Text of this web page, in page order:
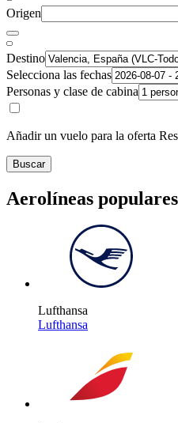
Origen
Destino
Selecciona las fechas
Personas y clase de cabina
Añadir un vuelo para la oferta
Buscar
Aerolíneas
Lufthansa
Lufthansa